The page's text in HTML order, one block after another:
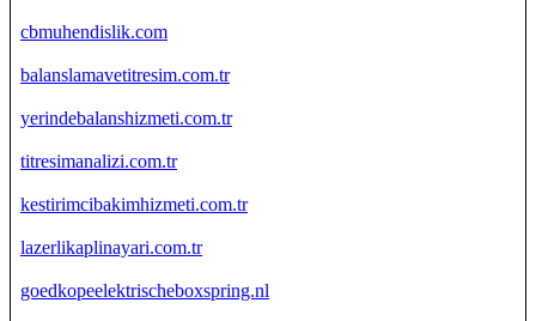
cbmuhendislik.com
balanslamavetitresim.com.tr
yerindebalanshizmeti.com.tr
titresimanalizi.com.tr
kestirimcibakimhizmeti.com.tr
lazerlikaplinayari.com.tr
goedkopeelektrischeboxspring.nl